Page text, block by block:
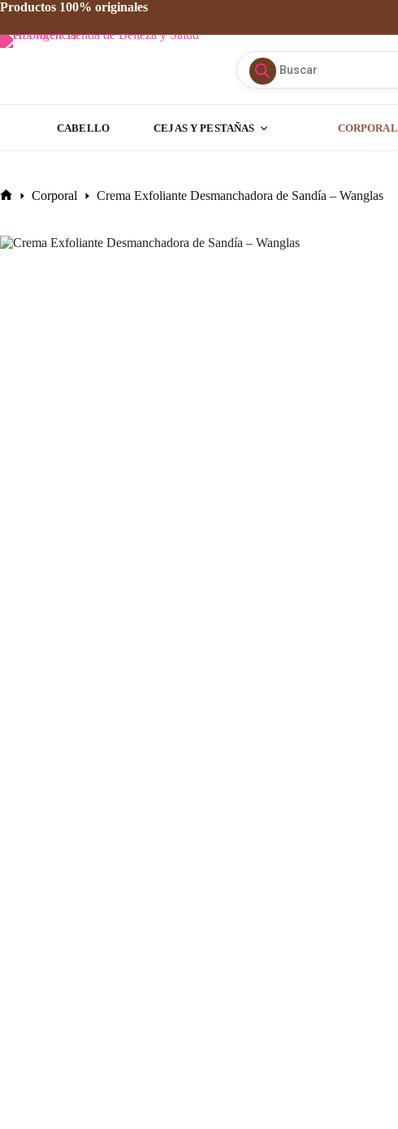
Saltar
contenido
Productos 100% originales
Búsqueda
de
productos
CABELLO CEJAS Y PESTAÑAS CORPORAL
Corporal Crema Exfoliante Desmanchadora de Sandía – Wanglas